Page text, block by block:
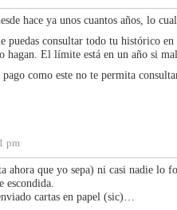
hace ya unos cuantos años, lo
puedas consultar todo tu histórico en
hagan. El límite está en un año si
como este no te permita
pm
ahora que yo sepa) ni casi nadie lo
escondida.
cartas en papel (sic)…